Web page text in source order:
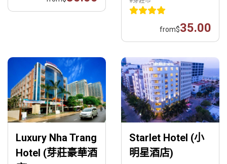
from$35.00
Luxury Nha Trang
Hotel (芽莊豪華酒
Starlet Hotel (小
明星酒店)